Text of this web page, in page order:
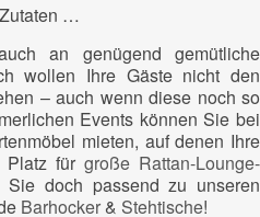
…
an genügend gemütliche
wollen Ihre Gäste nicht den
– auch wenn diese noch so
Events können Sie bei
mieten, auf denen Ihre
Platz für große Rattan-Lounge-
doch passend zu unseren
Barhocker & Stehtische!